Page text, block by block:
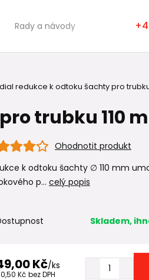
Rady a návody
redukce k odtoku šachty pro trubku
trubku 110
Ohodnotit produkt
k odtoku šachty ∅ 110 mm
p... celý popis
Skladem,
Kč/ks
Kč bez DPH